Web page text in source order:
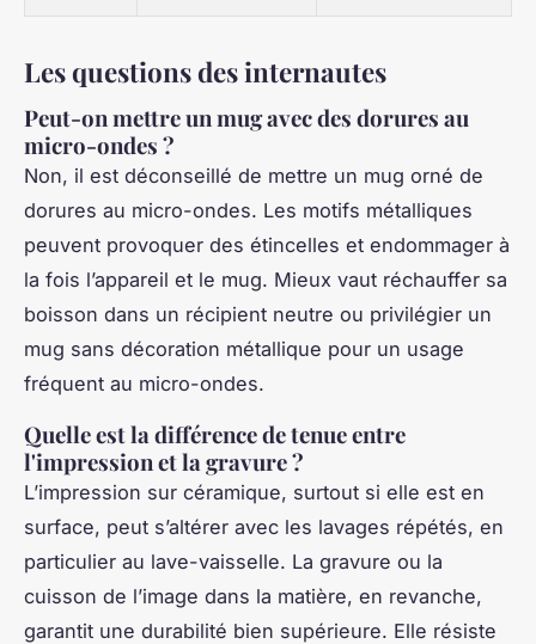
Les questions des internautes
Peut-on mettre un mug avec des dorures au
micro-ondes ?
Non, il est déconseillé de mettre un mug orné de
dorures au micro-ondes. Les motifs métalliques
peuvent provoquer des étincelles et endommager à
la fois l’appareil et le mug. Mieux vaut réchauffer sa
boisson dans un récipient neutre ou privilégier un
mug sans décoration métallique pour un usage
fréquent au micro-ondes.
Quelle est la différence de tenue entre
l'impression et la gravure ?
L’impression sur céramique, surtout si elle est en
surface, peut s’altérer avec les lavages répétés, en
particulier au lave-vaisselle. La gravure ou la
cuisson de l’image dans la matière, en revanche,
garantit une durabilité bien supérieure. Elle résiste